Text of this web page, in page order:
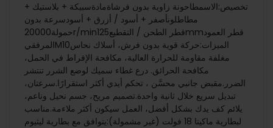
تخصيص:الاسمطاحونة زاوية بدون فرشاةمادةسبيكة + بلاستيك +
مطاطلونأصفر + أسود / أزرق + أسودسرعة بدون
حمولة20000r/minقطر الطحن / التقطيع125mmقطر العمود
المرفقيM10الميزات:حركة قوية بدون فرش، أسلاك نحاس
مغلفة مقاومة للحرارة العالية، مكافحة الإفراط في الحمل،
مكافحة الحرائق. درع غطاء سميك لوضع الشرر تنتشر
الضرر.مقبض جانبي محسَّن ، تحكم أيدي أكثر استقرارًا.سرعتان،
تبديل سريع خلال ثانية واحدة.تصميم مريح، جسم نحيل وناعم،
يلائم كف يدك بشكل أفضل، العمل سيكون أكثر ملاءمة.مناسب
لبطارية ماكيتا 18 فولت (غير مشمولة):يتوافق مع بطارية ليثيوم